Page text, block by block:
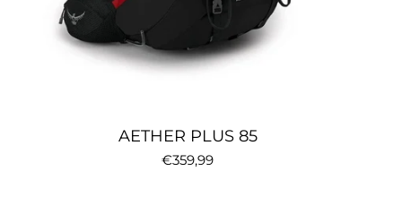
AETHER PLUS 85
€359,99